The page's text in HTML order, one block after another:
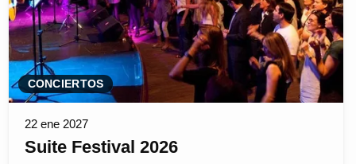
CONCIERTOS
22 ene 2027
Suite Festival 2026